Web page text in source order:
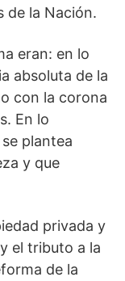
de la Nación.
eran: en lo
absoluta de la
con la corona
En lo
plantea
y que
privada y
el tributo a la
de la